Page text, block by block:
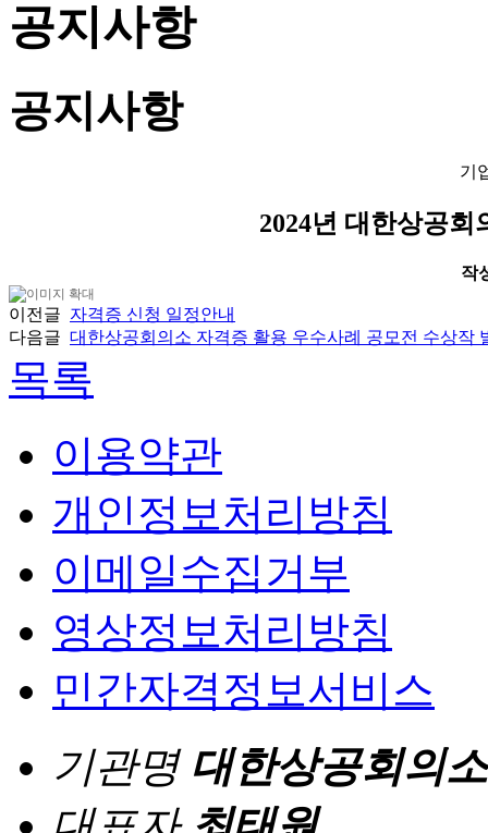
공지사항
공지사항
기
2024년 대한상공
작
이전글 자격증 신청 일정안내
다음글 대한상공회의소 자격증 활용 우수사례 공모전 수상작
목록
이용약관
개인정보처리방침
이메일수집거부
영상정보처리방침
민간자격정보서비스
기관명 대한상공회의소